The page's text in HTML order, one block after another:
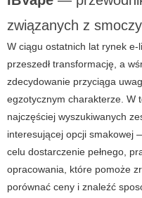
związanych z
W ciągu ostatnich lat rynek
przeszedł transformację, a
zdecydowanie przyciąga
egzotycznym charakterze. W
najczęściej wyszukiwanych
interesującej opcji smakowej
celu dostarczenie pełnego,
opracowania, które pomoże
porównać ceny i znaleźć